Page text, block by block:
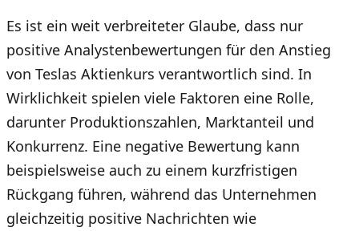
Es ist ein weit verbreiteter Glaube, dass nur
positive Analystenbewertungen für den Anstieg
von Teslas Aktienkurs verantwortlich sind. In
Wirklichkeit spielen viele Faktoren eine Rolle,
darunter Produktionszahlen, Marktanteil und
Konkurrenz. Eine negative Bewertung kann
beispielsweise auch zu einem kurzfristigen
Rückgang führen, während das Unternehmen
gleichzeitig positive Nachrichten wie